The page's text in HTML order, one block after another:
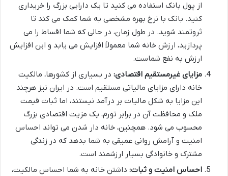
از پول بانک استفاده می کنید تا یک دارایی بزرگ را خریداری
کنید. بانک با نرخ بهره مشخصی به شما کمک می کند تا
ثروتمند شوید. در طول زمان، در حالی که شما اقساط را می
پردازید، ارزش خانه شما معمولاً افزایش می یابد و این افزایش
ارزش به نفع شماست.
مزایای غیرمستقیم اقتصادی: در بسیاری از کشورها، مالکیت
خانه دارای مزایای مالیاتی مستقیم است. در ایران نیز هرچند
این مزایا به شکل مالیات بر درآمد نیستند، اما ثبات قیمت
ملک و محافظت آن در برابر تورم، یک مزیت اقتصادی بزرگ
محسوب می شود. همچنین، خانه دار شدن می تواند احساس
امنیت و آرامش روانی عمیقی به شما بدهد که در زندگی
مشترک و خانوادگی بسیار ارزشمند است.
احساس امنیت و ثبات: داشتن خانه به شما احساس مالکیت،